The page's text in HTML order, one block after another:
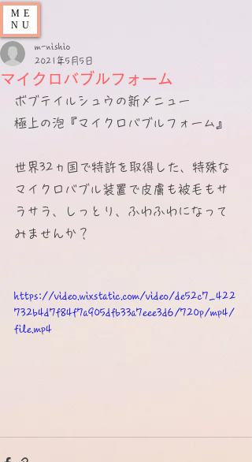
ME
NU
マイクロバブルフォーム
m-nishio
2021年5月5日
ボブテイルシュウの新メニュー
極上の泡『マイクロバブルフォーム』
世界32ヵ国で特許を取得した、特殊な
マイクロバブル装置で皮膚も被毛もサ
ラサラ、しっとり、ふわふわになって
みませんか？
https://video.wixstatic.com/video/de52c7_422
732b4d7f84f7a905dfb33a7eee3d6/720p/mp4/
file.mp4